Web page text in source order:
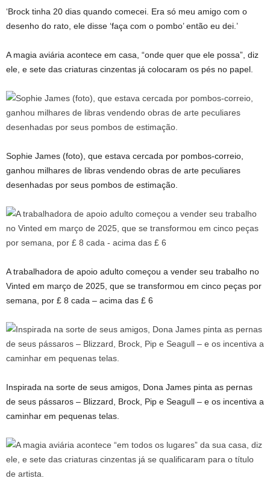
‘Brock tinha 20 dias quando comecei. Era só meu amigo com o
desenho do rato, ele disse ‘faça com o pombo’ então eu dei.’
A magia aviária acontece em casa, “onde quer que ele possa”, diz
ele, e sete das criaturas cinzentas já colocaram os pés no papel.
Sophie James (foto), que estava cercada por pombos-correio,
ganhou milhares de libras vendendo obras de arte peculiares
desenhadas por seus pombos de estimação.
A trabalhadora de apoio adulto começou a vender seu trabalho no
Vinted em março de 2025, que se transformou em cinco peças por
semana, por £ 8 cada – acima das £ 6
Inspirada na sorte de seus amigos, Dona James pinta as pernas
de seus pássaros – Blizzard, Brock, Pip e Seagull – e os incentiva a
caminhar em pequenas telas.